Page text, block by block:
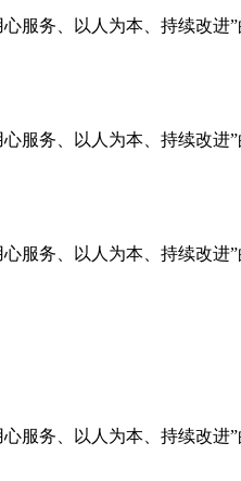
服务、以人为本、持续改
服务、以人为本、持续改
服务、以人为本、持续改
服务、以人为本、持续改